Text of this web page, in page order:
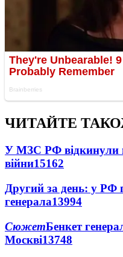
ЧИТАЙТЕ
У МЗС РФ відкинули
війни15162
Другий за день: у РФ
генерала13994
СюжетБенкет
Москві13748